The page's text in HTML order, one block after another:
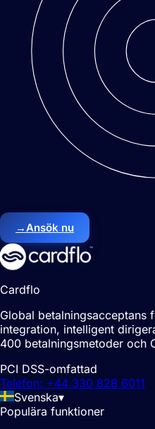
→Ansök nu
Cardflo
Global betalningsacceptans
integration, intelligent
400 betalningsmetoder och
PCI DSS-omfattad
Telefon: +44 330 828 6011
Svenska▾
Populära funktioner